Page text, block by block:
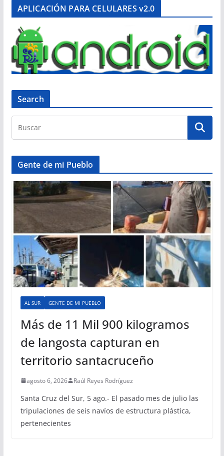
APLICACIÓN PARA CELULARES v2.0
Search
Gente de mi Pueblo
AL SUR GENTE DE MI PUEBLO
Más de 11 Mil 900 kilogramos
de langosta capturan en
territorio santacruceño
agosto 6, 2026 Raúl Reyes Rodríguez
Santa Cruz del Sur, 5 ago.- El pasado mes de julio las
tripulaciones de seis navíos de estructura plástica,
pertenecientes